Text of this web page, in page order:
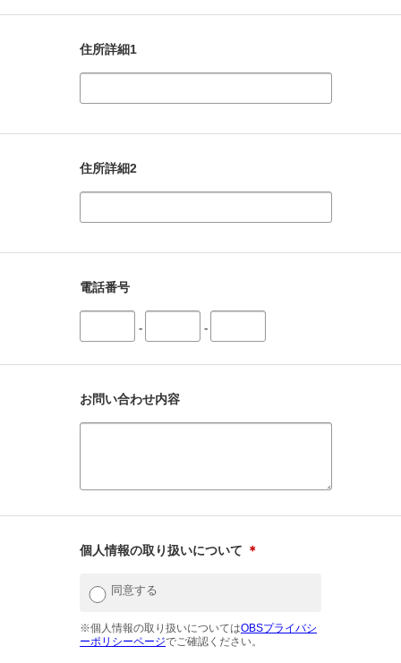
住所詳細1
住所詳細2
電話番号
- -
お問い合わせ内容
個人情報の取り扱いについて ＊
同意する
※個人情報の取り扱いについてはOBSプライバシ
ーポリシーページでご確認ください。